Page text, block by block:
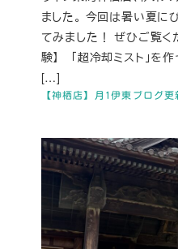
【神栖店】月1伊東ブログ更
ました。 今回は暑い夏に
てみました！ ぜひご覧く
験】 「超冷却ミスト」を
[…]